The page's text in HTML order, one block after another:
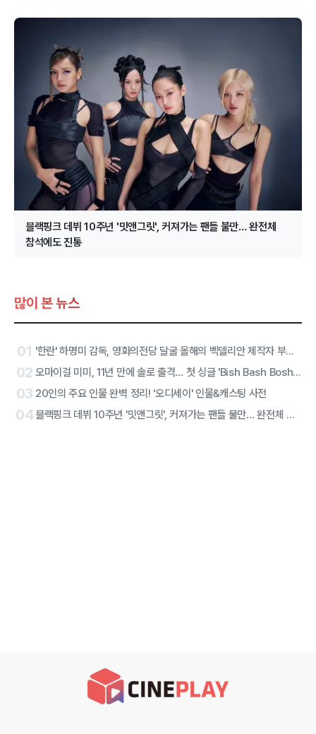
블랙핑크 데뷔 10주년 '밋앤그릿', 커져가는 팬들 불만… 완전체
참석에도 진통
많이 본 뉴스
01 '한란' 하명미 감독, 영화의전당 달굴 올해의 벡델리안 제작자 부문 선정
02 오마이걸 미미, 11년 만에 솔로 출격… 첫 싱글 'Bish Bash Bosh'로 당찬 선언
03 20인의 주요 인물 완벽 정리! '오디세이' 인물&캐스팅 사전
04 블랙핑크 데뷔 10주년 '밋앤그릿', 커져가는 팬들 불만… 완전체 참석에도 진통